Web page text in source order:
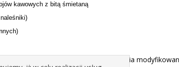
kawowych z bitą śmietaną
cukier, truskawki (25%), woda, skrobia